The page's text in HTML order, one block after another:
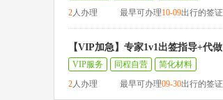
2人办理 最早可办理10-09出行的签证
【VIP加急】专家1v1出签指导+代
VIP服务
同程自营
简化材料
2人办理 最早可办理09-30出行的签证